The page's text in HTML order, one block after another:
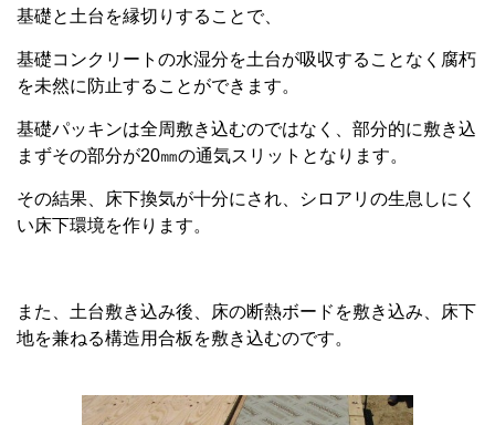
基礎と土台を縁切りすることで、
基礎コンクリートの水湿分を土台が吸収することなく腐朽
を未然に防止することができます。
基礎パッキンは全周敷き込むのではなく、部分的に敷き込
まずその部分が20㎜の通気スリットとなります。
その結果、床下換気が十分にされ、シロアリの生息しにく
い床下環境を作ります。
また、土台敷き込み後、床の断熱ボードを敷き込み、床下
地を兼ねる構造用合板を敷き込むのです。